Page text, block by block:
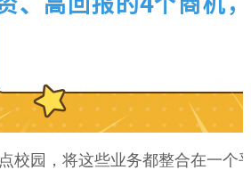
校园，将这些业务都整合在一个